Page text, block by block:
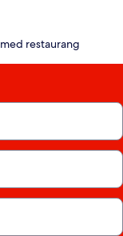
restaurang